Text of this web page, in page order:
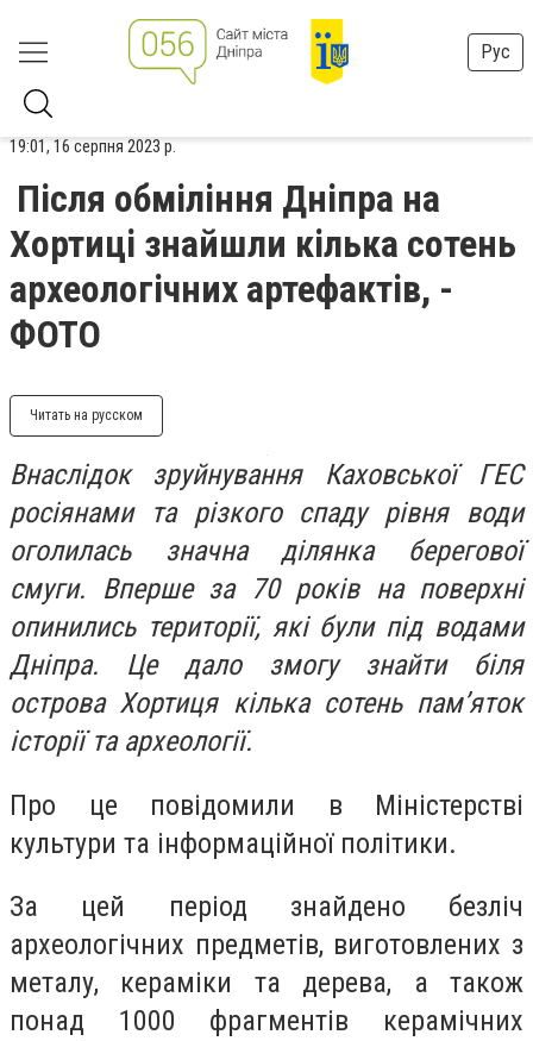
Рус
19:01, 16 серпня 2023 р.
Після обміління Дніпра на
Хортиці знайшли кілька сотень
археологічних артефактів, -
ФОТО
Читать на русском
Внаслідок зруйнування Каховської ГЕС
росіянами та різкого спаду рівня води
оголилась значна ділянка берегової
смуги. Вперше за 70 років на поверхні
опинились території, які були під водами
Дніпра. Це дало змогу знайти біля
острова Хортиця кілька сотень пам’яток
історії та археології.
Про це повідомили в Міністерстві
культури та інформаційної політики.
За цей період знайдено безліч
археологічних предметів, виготовлених з
металу, кераміки та дерева, а також
понад 1000 фрагментів керамічних